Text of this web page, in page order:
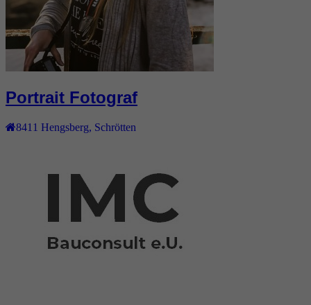
Portrait Fotograf
8411 Hengsberg Schrötten